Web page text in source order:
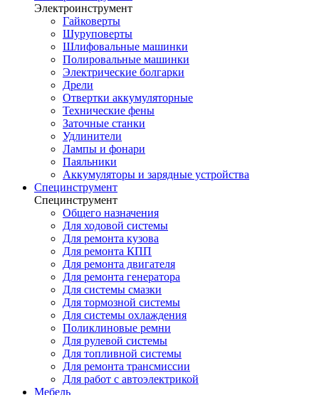
Электроинструмент
Гайковерты
Шуруповерты
Шлифовальные машинки
Полировальные машинки
Электрические болгарки
Дрели
Отвертки аккумуляторные
Технические фены
Заточные станки
Удлинители
Лампы и фонари
Паяльники
Аккумуляторы и зарядные устройства
Специнструмент
Специнструмент
Общего назначения
Для ходовой системы
Для ремонта кузова
Для ремонта КПП
Для ремонта двигателя
Для ремонта генератора
Для системы смазки
Для тормозной системы
Для системы охлаждения
Поликлиновые ремни
Для рулевой системы
Для топливной системы
Для ремонта трансмиссии
Для работ с автоэлектрикой
Мебель